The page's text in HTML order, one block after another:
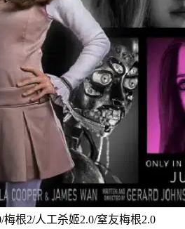
2/人工杀姬2.0/窒友梅根2.0